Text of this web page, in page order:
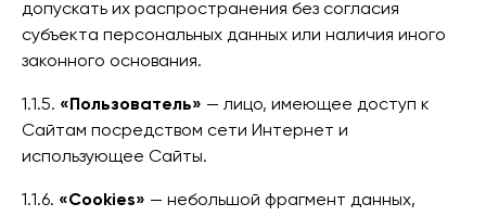
допускать их распространения без согласия
субъекта персональных данных или наличия иного
законного основания.
1.1.5. «Пользователь» — лицо, имеющее доступ к
Сайтам посредством сети Интернет и
использующее Сайты.
1.1.6. «Cookies» — небольшой фрагмент данных,